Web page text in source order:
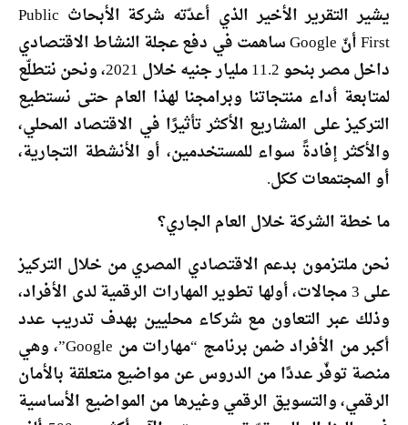
يشير التقرير الأخير الذي أعدّته شركة الأبحاث Public
First أنّ Google ساهمت في دفع عجلة النشاط الاقتصادي
داخل مصر بنحو 11.2 مليار جنيه خلال 2021، ونحن نتطلّع
لمتابعة أداء منتجاتنا وبرامجنا لهذا العام حتى نستطيع
التركيز على المشاريع الأكثر تأثيرًا في الاقتصاد المحلي،
والأكثر إفادةً سواء للمستخدمين، أو الأنشطة التجارية،
أو المجتمعات ككل.
ما خطة الشركة خلال العام الجاري؟
نحن ملتزمون بدعم الاقتصادي المصري من خلال التركيز
على 3 مجالات، أولها تطوير المهارات الرقمية لدى الأفراد،
وذلك عبر التعاون مع شركاء محليين بهدف تدريب عدد
أكبر من الأفراد ضمن برنامج “مهارات من Google”، وهي
منصة توفّر عددًا من الدروس عن مواضيع متعلقة بالأمان
الرقمي، والتسويق الرقمي وغيرها من المواضيع الأساسية